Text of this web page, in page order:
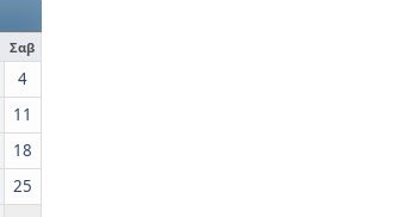
Σαβ
4
11
18
25